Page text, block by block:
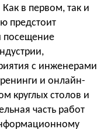
в первом, так и
предстоит
посещение
с инженерами
и онлайн-
круглых столов и
часть работ